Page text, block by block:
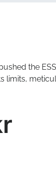
the
limits,